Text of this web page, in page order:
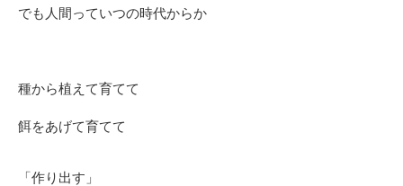
でも人間っていつの時代からか
種から植えて育てて
餌をあげて育てて
「作り出す」